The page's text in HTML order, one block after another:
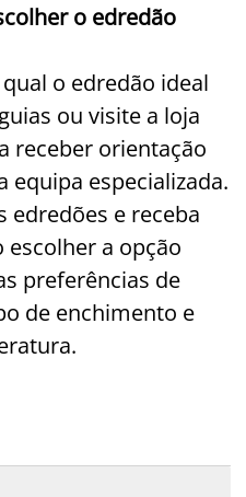
o edredão
o edredão ideal
ou visite a loja
receber orientação
equipa especializada.
edredões e receba
a opção
preferências de
de enchimento e